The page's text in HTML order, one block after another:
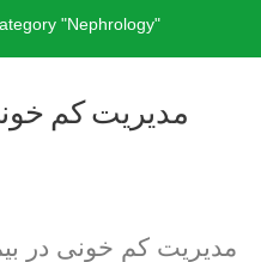
"Nephrology"
مدیریت کم
مدیریت کم خونی در